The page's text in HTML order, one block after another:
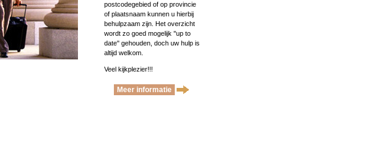
postcodegebied of op provincie
of plaatsnaam kunnen u hierbij
behulpzaam zijn. Het overzicht
wordt zo goed mogelijk ''up to
date'' gehouden, doch uw hulp is
altijd welkom.
Veel kijkplezier!!!
Meer informatie